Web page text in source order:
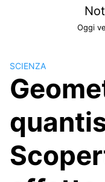
Oggi
SCIENZA